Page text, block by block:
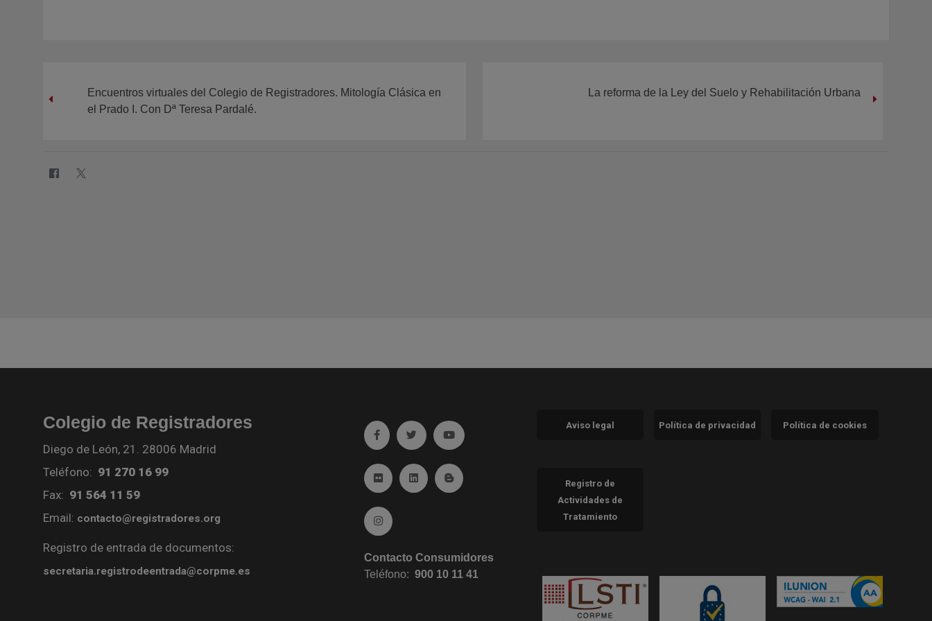
Encuentros virtuales del Colegio de Registradores. Mitología Clásica en
el Prado I. Con Dª Teresa Pardalé.
La reforma de la Ley del Suelo y Rehabilitación Urbana
Colegio de Registradores
Diego de León, 21. 28006 Madrid
Teléfono: 91 270 16 99
Fax: 91 564 11 59
Email: contacto@registradores.org
Registro de entrada de documentos:
secretaria.registrodeentrada@corpme.es
Ir a facebook (abre en ventana nueva)
Ir a twitter (abre en ventana nueva)
Ir a YouTube (abre en ventana nueva)
Ir a Flickr (abre en ventana nueva)
Ir a Linkedin (abre en ventana nueva)
Ir al Blog (abre en ventana nueva)
Ir a Instagram (abre en ventana nueva)
Contacto Consumidores
Teléfono:900 10 11 41
Aviso legal Política de privacidad Política de cookies
Registro de
Actividades de
Tratamiento